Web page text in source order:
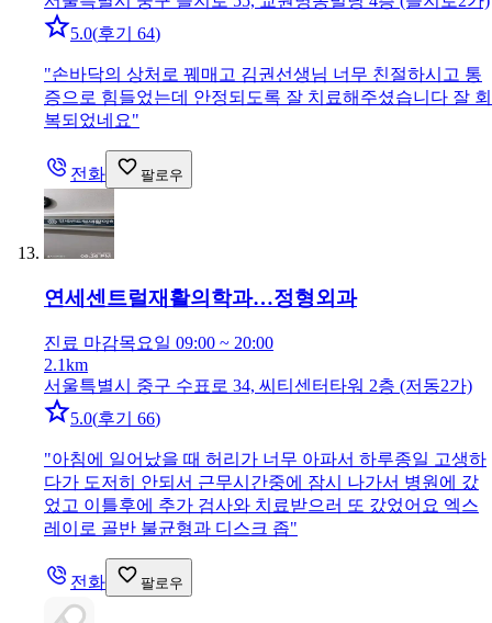
5.0(후기 64)
"손바닥의 상처로 꿰매고 김권선생님 너무 친절하시고 통
증으로 힘들었는데 안정되도록 잘 치료해주셨습니다 잘 회
복되었네요"
전화 팔로우
연세센트럴재활의학과…정형외과
진료 마감목요일 09:00 ~ 20:00
2.1km
서울특별시 중구 수표로 34, 씨티센터타워 2층 (저동2가)
5.0(후기 66)
"아침에 일어났을 때 허리가 너무 아파서 하루종일 고생하
다가 도저히 안되서 근무시간중에 잠시 나가서 병원에 갔
었고 이틀후에 추가 검사와 치료받으러 또 갔었어요 엑스
레이로 골반 불균형과 디스크 좁"
전화 팔로우